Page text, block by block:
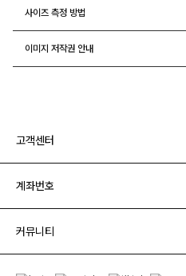
사이즈 측정 방법
이미지 저작권 안내
고객센터
계좌번호
커뮤니티